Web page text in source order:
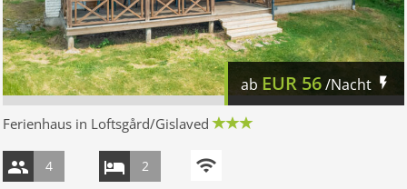
ab EUR 56/Nacht
Ferienhaus in Loftsgård/Gislaved
4 2